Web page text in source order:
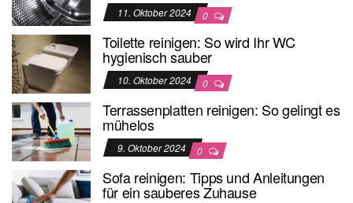
11. Oktober 2024 0
Toilette reinigen: So wird Ihr WC
hygienisch sauber
10. Oktober 2024 0
Terrassenplatten reinigen: So gelingt es
mühelos
9. Oktober 2024 0
Sofa reinigen: Tipps und Anleitungen
für ein sauberes Zuhause